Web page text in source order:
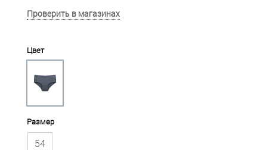
Проверить в магазинах
Цвет
Размер
54